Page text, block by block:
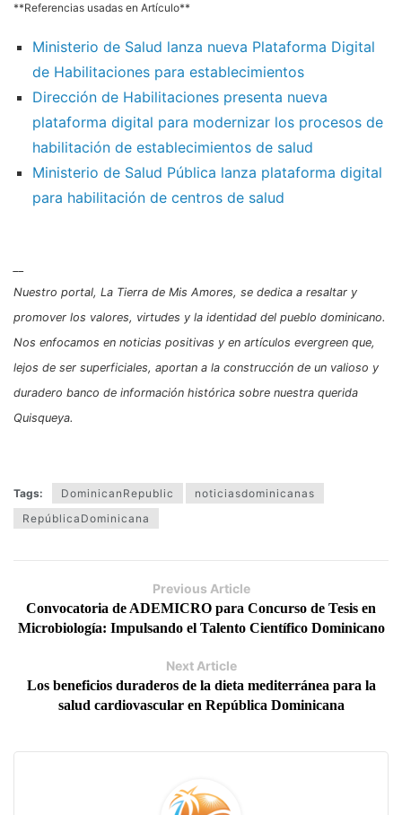
**Referencias usadas en Artículo**
Ministerio de Salud lanza nueva Plataforma Digital
de Habilitaciones para establecimientos
Dirección de Habilitaciones presenta nueva
plataforma digital para modernizar los procesos de
habilitación de establecimientos de salud
Ministerio de Salud Pública lanza plataforma digital
para habilitación de centros de salud
Nuestro portal, La Tierra de Mis Amores, se dedica a resaltar y
promover los valores, virtudes y la identidad del pueblo dominicano.
Nos enfocamos en noticias positivas y en artículos evergreen que,
lejos de ser superficiales, aportan a la construcción de un valioso y
duradero banco de información histórica sobre nuestra querida
Quisqueya.
Tags: DominicanRepublic
noticiasdominicanas
RepúblicaDominicana
Previous Article
Convocatoria de ADEMICRO para Concurso de Tesis en
Microbiología: Impulsando el Talento Científico Dominicano
Next Article
Los beneficios duraderos de la dieta mediterránea para la
salud cardiovascular en República Dominicana